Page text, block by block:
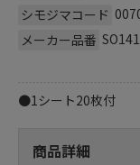
シモジマコード
メーカー品番 SO141
●1シート20枚付
商品詳細